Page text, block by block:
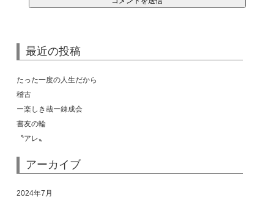
最近の投稿
たった一度の人生だから
稽古
ー楽しき哉ー錬成会
書友の輪
〝アレ〟
アーカイブ
2024年7月